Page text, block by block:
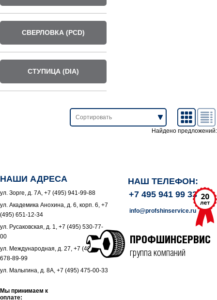
СВЕРЛОВКА (PCD)
СТУПИЦА (DIA)
Найдено предложений:
НАШИ АДРЕСА
ул. Зорге, д. 7А, +7 (495) 941-99-88
ул. Академика Анохина, д. 6, корп. 6, +7
(495) 651-12-34
ул. Русаковская, д. 1, +7 (495) 530-77-
00
ул. Международная, д. 27, +7 (495)
678-89-99
ул. Малыгина, д. 8А, +7 (495) 475-00-33
Мы принимаем к
оплате:
НАШ ТЕЛЕФОН:
+7 495 941 99 33
info@profshinservice.ru
ПРОФШИНСЕРВИС
группа компаний